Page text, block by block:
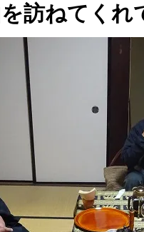
訪ねてくれ